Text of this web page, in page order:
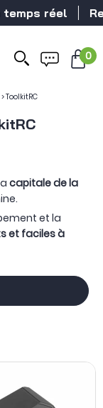
réel
0
>ToolkitRC
capitale de la
et la
et faciles à
Elle a
à écran
simple :